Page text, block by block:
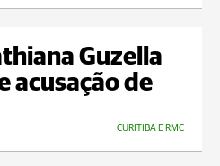
Guzella
acusação de
CURITIBA E RMC